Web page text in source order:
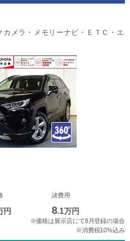
カメラ・メモリーナビ・ＥＴＣ・エ
円
諸費用
8.1万円
※価格は展示店にて8月登録の場合
※消費税10%込み